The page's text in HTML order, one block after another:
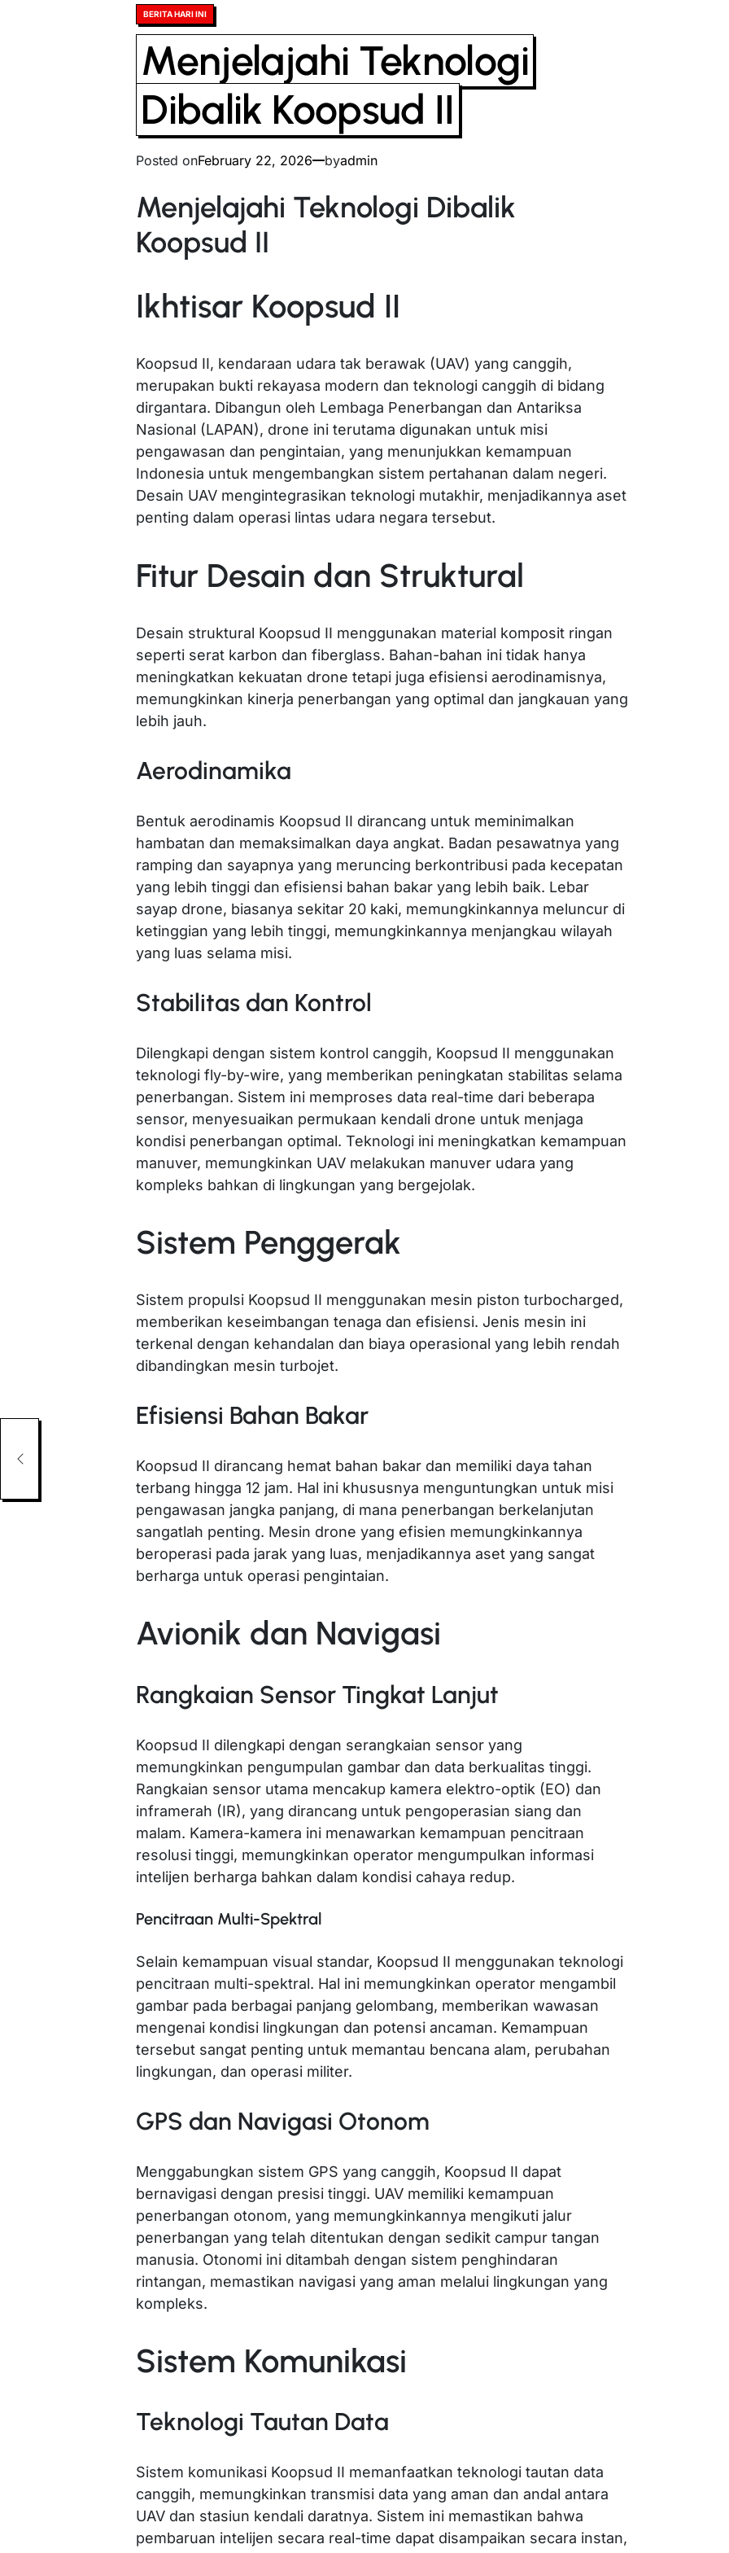
Posted
in
BERITA HARI INI
Menjelajahi Teknologi
Dibalik Koopsud II
Posted onFebruary 22, 2026 byadmin
Menjelajahi Teknologi Dibalik
Koopsud II
Ikhtisar Koopsud II
Koopsud II, kendaraan udara tak berawak (UAV) yang canggih,
merupakan bukti rekayasa modern dan teknologi canggih di bidang
dirgantara. Dibangun oleh Lembaga Penerbangan dan Antariksa
Nasional (LAPAN), drone ini terutama digunakan untuk misi
pengawasan dan pengintaian, yang menunjukkan kemampuan
Indonesia untuk mengembangkan sistem pertahanan dalam negeri.
Desain UAV mengintegrasikan teknologi mutakhir, menjadikannya aset
penting dalam operasi lintas udara negara tersebut.
Fitur Desain dan Struktural
Desain struktural Koopsud II menggunakan material komposit ringan
seperti serat karbon dan fiberglass. Bahan-bahan ini tidak hanya
meningkatkan kekuatan drone tetapi juga efisiensi aerodinamisnya,
memungkinkan kinerja penerbangan yang optimal dan jangkauan yang
lebih jauh.
Aerodinamika
Bentuk aerodinamis Koopsud II dirancang untuk meminimalkan
hambatan dan memaksimalkan daya angkat. Badan pesawatnya yang
ramping dan sayapnya yang meruncing berkontribusi pada kecepatan
yang lebih tinggi dan efisiensi bahan bakar yang lebih baik. Lebar
sayap drone, biasanya sekitar 20 kaki, memungkinkannya meluncur di
ketinggian yang lebih tinggi, memungkinkannya menjangkau wilayah
yang luas selama misi.
Stabilitas dan Kontrol
Dilengkapi dengan sistem kontrol canggih, Koopsud II menggunakan
teknologi fly-by-wire, yang memberikan peningkatan stabilitas selama
penerbangan. Sistem ini memproses data real-time dari beberapa
sensor, menyesuaikan permukaan kendali drone untuk menjaga
kondisi penerbangan optimal. Teknologi ini meningkatkan kemampuan
manuver, memungkinkan UAV melakukan manuver udara yang
kompleks bahkan di lingkungan yang bergejolak.
Sistem Penggerak
Sistem propulsi Koopsud II menggunakan mesin piston turbocharged,
memberikan keseimbangan tenaga dan efisiensi. Jenis mesin ini
terkenal dengan kehandalan dan biaya operasional yang lebih rendah
dibandingkan mesin turbojet.
Efisiensi Bahan Bakar
Koopsud II dirancang hemat bahan bakar dan memiliki daya tahan
terbang hingga 12 jam. Hal ini khususnya menguntungkan untuk misi
pengawasan jangka panjang, di mana penerbangan berkelanjutan
sangatlah penting. Mesin drone yang efisien memungkinkannya
beroperasi pada jarak yang luas, menjadikannya aset yang sangat
berharga untuk operasi pengintaian.
Avionik dan Navigasi
Rangkaian Sensor Tingkat Lanjut
Koopsud II dilengkapi dengan serangkaian sensor yang
memungkinkan pengumpulan gambar dan data berkualitas tinggi.
Rangkaian sensor utama mencakup kamera elektro-optik (EO) dan
inframerah (IR), yang dirancang untuk pengoperasian siang dan
malam. Kamera-kamera ini menawarkan kemampuan pencitraan
resolusi tinggi, memungkinkan operator mengumpulkan informasi
intelijen berharga bahkan dalam kondisi cahaya redup.
Pencitraan Multi-Spektral
Selain kemampuan visual standar, Koopsud II menggunakan teknologi
pencitraan multi-spektral. Hal ini memungkinkan operator mengambil
gambar pada berbagai panjang gelombang, memberikan wawasan
mengenai kondisi lingkungan dan potensi ancaman. Kemampuan
tersebut sangat penting untuk memantau bencana alam, perubahan
lingkungan, dan operasi militer.
GPS dan Navigasi Otonom
Menggabungkan sistem GPS yang canggih, Koopsud II dapat
bernavigasi dengan presisi tinggi. UAV memiliki kemampuan
penerbangan otonom, yang memungkinkannya mengikuti jalur
penerbangan yang telah ditentukan dengan sedikit campur tangan
manusia. Otonomi ini ditambah dengan sistem penghindaran
rintangan, memastikan navigasi yang aman melalui lingkungan yang
kompleks.
Sistem Komunikasi
Teknologi Tautan Data
Sistem komunikasi Koopsud II memanfaatkan teknologi tautan data
canggih, memungkinkan transmisi data yang aman dan andal antara
UAV dan stasiun kendali daratnya. Sistem ini memastikan bahwa
pembaruan intelijen secara real-time dapat disampaikan secara instan,